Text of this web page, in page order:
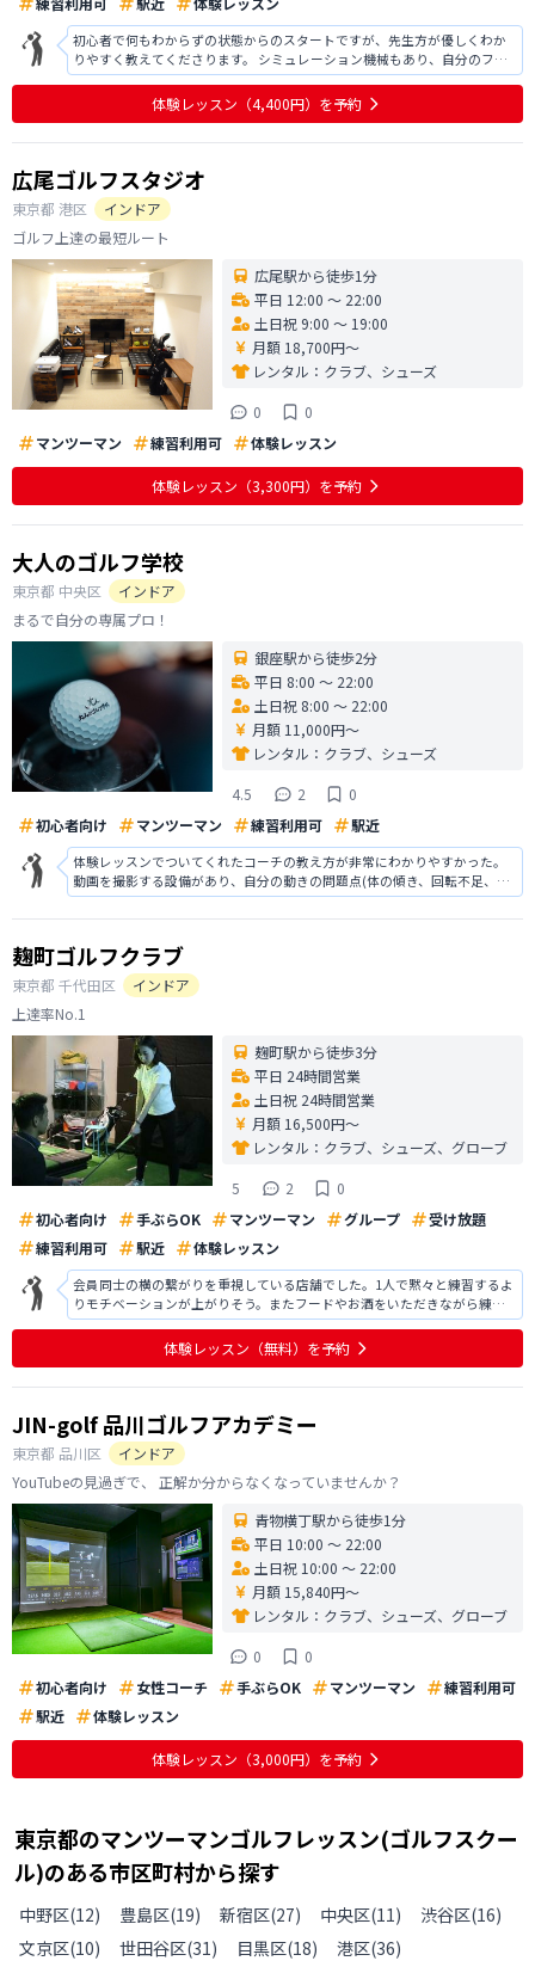
初心者で何もわからずの状態からのスタートですが、先生方が優しくわか
りやすく教えてくださります。 シミュレーション機械もあり、自分のフォ
ームを確認しながら練習できるので、1人での練習の質も高いと思います！
これからも引き続き通わせていただきます！
体験レッスン （4,400円） を予約
広尾ゴルフスタジオ
東京都 港区
インドア
ゴルフ上達の最短ルート
広尾駅から徒歩1分
平日 12:00 〜 22:00
土日祝 9:00 〜 19:00
月額 18,700円〜
レンタル： クラブ、シューズ
0
0
マンツーマン
練習利用可 体験レッスン
体験レッスン （3,300円） を予約
大人のゴルフ学校
東京都 中央区
インドア
まるで自分の専属プロ！
銀座駅から徒歩2分
平日 8:00 〜 22:00
土日祝 8:00 〜 22:00
月額 11,000円〜
レンタル： クラブ、シューズ
4.5
2
0
初心者向け
マンツーマン 練習利用可 駅近
体験レッスンでついてくれたコーチの教え方が非常にわかりやすかった。
動画を撮影する設備があり、自分の動きの問題点(体の傾き、回転不足、手
首の角度、手の関節を緩めることなど)を指摘してくれたが、それに加え
て、問題点を踏まえた身体の動かし方を指摘してもらった。あと数回通え
麹町ゴルフクラブ
東京都 千代田区
インドア
上達率No.1
麹町駅から徒歩3分
平日 24時間営業
土日祝 24時間営業
月額 16,500円〜
レンタル： クラブ、シューズ、グローブ
5
2
0
初心者向け
手ぶらOK マンツーマン グループ
受け放題
練習利用可
駅近 体験レッスン
会員同士の横の繋がりを重視している店舗でした。1人で黙々と練習するよ
りモチベーションが上がりそう。またフードやお酒をいただきながら練習
することも可。長年にわたって麹町でお店を構えているとのことで、自動
ティーアップや傾斜等はないものの安定感あり。ワンポイントアドレスは
的確で、その後シミュレーターを自由
体験レッスン （無料） を予約
JIN-golf 品川ゴルフアカデミー
東京都 品川区
インドア
YouTubeの見過ぎで、 正解か分からなくなっていませんか？
青物横丁駅から徒歩1分
平日 10:00 〜 22:00
土日祝 10:00 〜 22:00
月額 15,840円〜
レンタル： クラブ、シューズ、グローブ
0
0
初心者向け
女性コーチ 手ぶらOK マンツーマン
練習利用可
駅近
体験レッスン
体験レッスン （3,000円） を予約
東京都のマンツーマンゴルフレッスン(ゴルフスクー
ル)のある市区町村から探す
中野区(12) 豊島区(19) 新宿区(27) 中央区(11) 渋谷区(16)
文京区(10) 世田谷区(31) 目黒区(18) 港区(36)